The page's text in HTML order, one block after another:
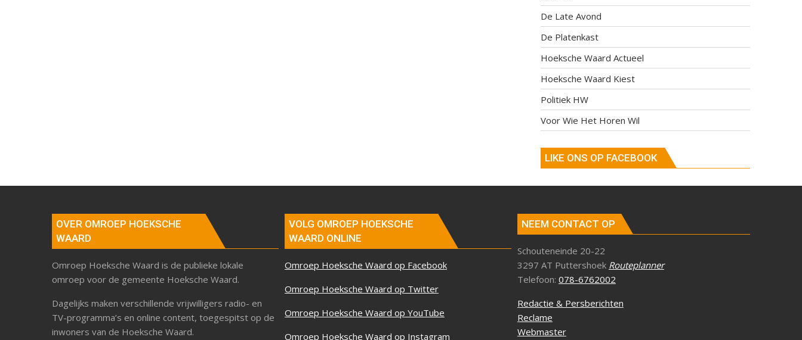
De Late Avond
De Platenkast
Hoeksche Waard Actueel
Hoeksche Waard Kiest
Politiek HW
Voor Wie Het Horen Wil
LIKE ONS OP FACEBOOK
OVER OMROEP HOEKSCHE
WAARD
Omroep Hoeksche Waard is de publieke lokale
omroep voor de gemeente Hoeksche Waard.
Dagelijks maken verschillende vrijwilligers radio- en
TV-programma’s en online content, toegespitst op de
inwoners van de Hoeksche Waard.
VOLG OMROEP HOEKSCHE
WAARD ONLINE
Omroep Hoeksche Waard op Facebook
Omroep Hoeksche Waard op Twitter
Omroep Hoeksche Waard op YouTube
Omroep Hoeksche Waard op Instagram
NEEM CONTACT OP
Schouteneinde 20-22
3297 AT Puttershoek Routeplanner
Telefoon: 078-6762002
Redactie & Persberichten
Reclame
Webmaster